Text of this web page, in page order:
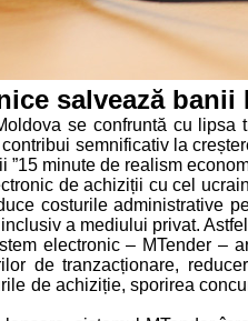
salvează
se confruntă cu lipsa
semnificativ la
minute de realism
de achiziții cu cel
costurile administrative
a mediului privat.
electronic – MTender –
de tranzacționare,
de achiziție, sporirea